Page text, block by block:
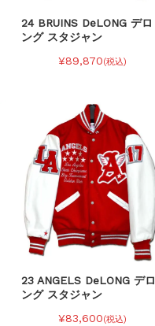
24 BRUINS DeLONG デロ
ング スタジャン
¥89,870(税込)
23 ANGELS DeLONG デロ
ング スタジャン
¥83,600(税込)